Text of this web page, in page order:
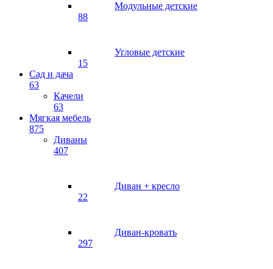
Модульные детские
88
Угловые детские
15
Сад и дача
63
Качели
63
Мягкая мебель
875
Диваны
407
Диван + кресло
22
Диван-кровать
297